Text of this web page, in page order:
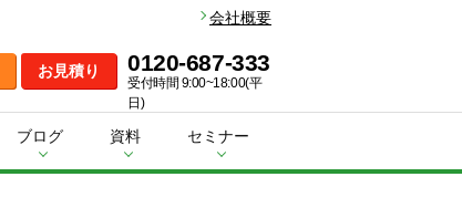
会社概要
お見積り 0120-687-333
受付時間 9:00~18:00(平
日)
ブログ 資料 セミナー